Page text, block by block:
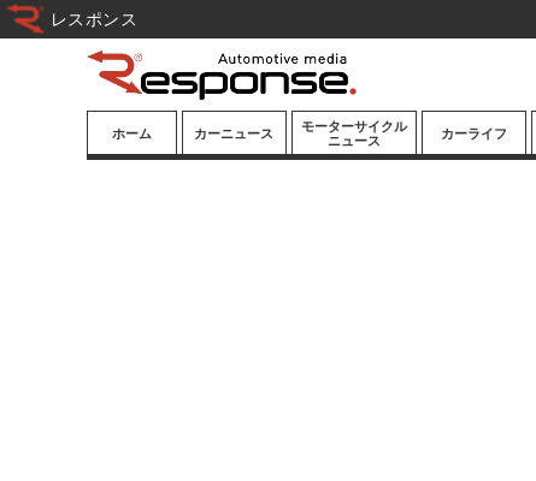
ホーム カーニュース
モーターサイクル
ニュース
カーライフ
レスポンス